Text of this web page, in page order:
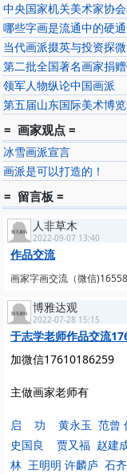
中央国家机关美术家协
哪些字画是流通中的硬
当代画派掇英与投资探微
第二批全国著名画家捐
领军人物纵论中国画派
第五届山东国际美术博
= 画家观点 =
冰雪画派宣言
画派是可以打造的！
= 留言板 =
人非草木
2022-09-07 13:40
作品交流
画家字画交流（微信
博雅达观
2022-07-28 15:15
于志学老师作品交流
加微信17610186259
主做画家老师有
启 功 黄永玉 范曾
史国良 贾又福 赵
林 王明明 许麟庐 石